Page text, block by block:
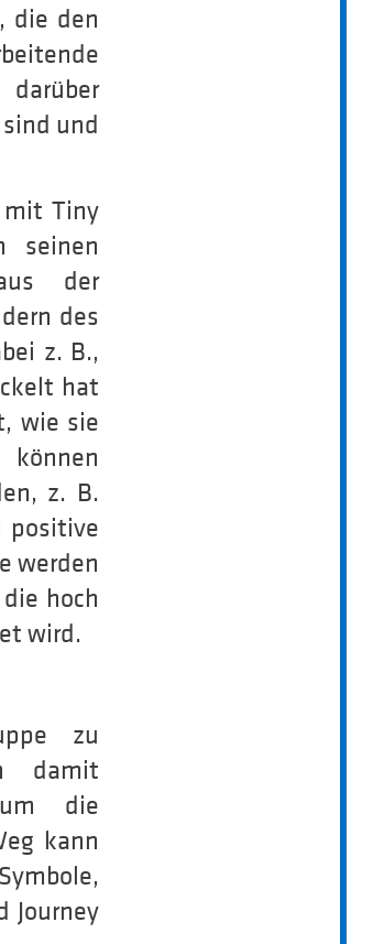
die den
und
mit Tiny
seinen
der
des
z. B.,
hat
wie sie
können
z. B.
positive
werden
hoch
wird.
zu
damit
um die
kann
Journey